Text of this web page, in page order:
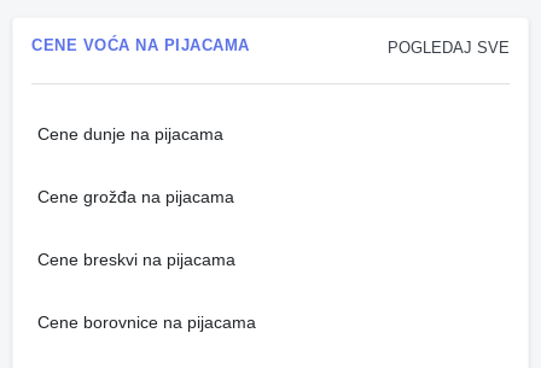
POGLEDAJ SVE
CENE VOĆA NA PIJACAMA
Cene dunje na pijacama
Cene grožđa na pijacama
Cene breskvi na pijacama
Cene borovnice na pijacama